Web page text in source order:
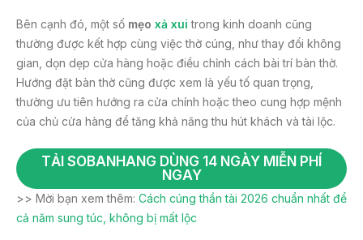
Bên cạnh đó, một số mẹo xả xui trong kinh doanh cũng
thường được kết hợp cùng việc thờ cúng, như thay đổi không
gian, dọn dẹp cửa hàng hoặc điều chỉnh cách bài trí bàn thờ.
Hướng đặt bàn thờ cũng được xem là yếu tố quan trọng,
thường ưu tiên hướng ra cửa chính hoặc theo cung hợp mệnh
của chủ cửa hàng để tăng khả năng thu hút khách và tài lộc.
TẢI SOBANHANG DÙNG 14 NGÀY MIỄN PHÍ
NGAY
>> Mời bạn xem thêm: Cách cúng thần tài 2026 chuẩn nhất để
cả năm sung túc, không bị mất lộc